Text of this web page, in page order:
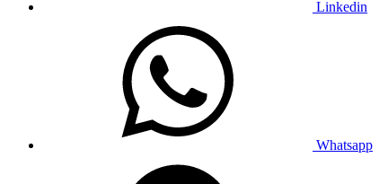
Linkedin
Whatsapp